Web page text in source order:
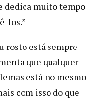
dedica muito tempo
los.”
rosto está sempre
que qualquer
está no mesmo
com isso do que